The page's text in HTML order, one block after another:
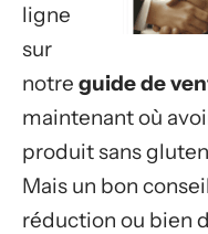
ligne
sur
notre guide de
maintenant où
produit sans
Mais un bon
réduction ou bien